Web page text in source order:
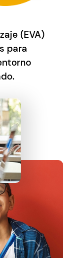
(EVA)
para